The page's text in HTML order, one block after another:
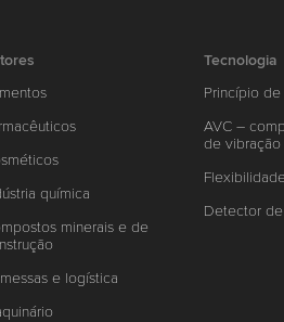
química
minerais e de
e logística
Tecnologia
Princípio
AVC –
de vibração
Detector